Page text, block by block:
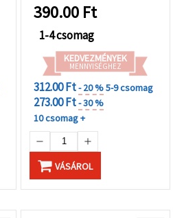
390.00 Ft
1-4 csomag
KEDVEZMÉNYEK
MENNYISÉGHEZ
312.00 Ft- 20 %5-9 csomag
273.00 Ft- 30 %
10 csomag +
VÁSÁROL